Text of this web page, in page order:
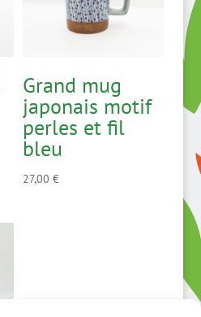
Grand mug
japonais motif
perles et fil
bleu
27,00€